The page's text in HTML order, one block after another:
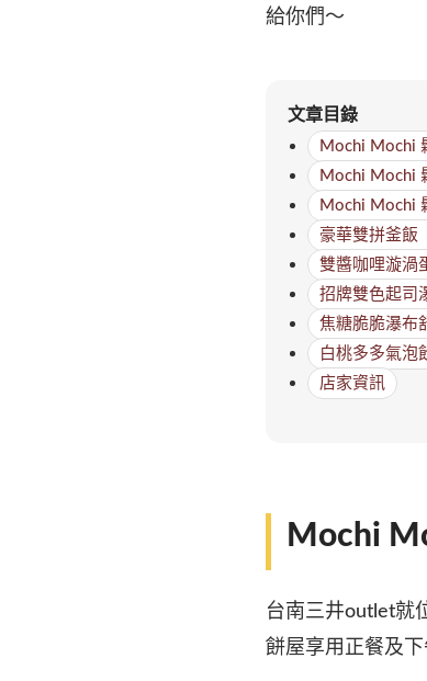
給你們～
文章目錄
Mochi Mochi
Mochi Mochi
Mochi Mochi
豪華雙拼釜飯
雙醬咖哩漩渦
招牌雙色起司
焦糖脆脆瀑布
白桃多多氣泡
店家資訊
Mochi
台南三井outlet就
餅屋享用正餐及下